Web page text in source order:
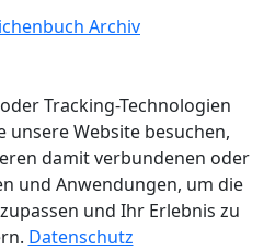
Archiv
Tracking-Technologien
unsere Website besuchen,
damit verbundenen oder
und Anwendungen, um die
und Ihr Erlebnis zu
Datenschutz